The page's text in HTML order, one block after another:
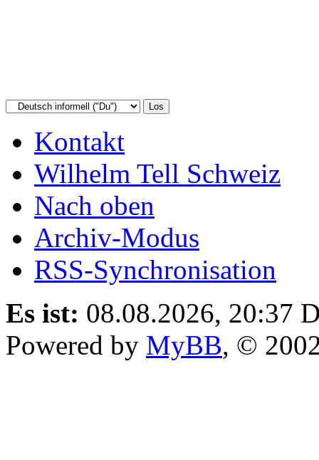
Kontakt
Wilhelm Tell Schweiz
Nach oben
Archiv-Modus
RSS-Synchronisation
Es ist: 08.08.2026, 20:37
Powered by MyBB, ©